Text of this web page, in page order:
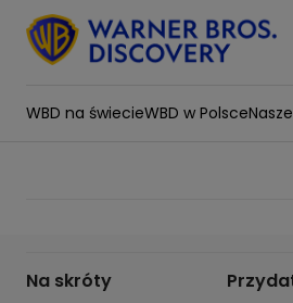
WBD na świecieWBD w Polsce
Na skróty